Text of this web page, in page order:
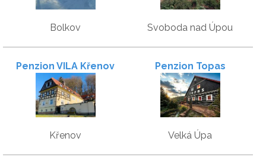
Bolkov Svoboda nad Úpou
Penzion VILA Křenov
Křenov
Penzion Topas
Velká Úpa